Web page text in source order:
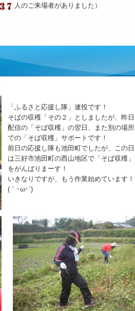
人のご来場者がありました）
「ふるさと応援し隊」連投です！
そばの収穫「その２」としましたが、昨日
配信の「そば収穫」の翌日、また別の場所
での「そば収穫」サポートです！
前日の応援し隊も池田町でしたが、この日
は三好市池田町の西山地区で「そば収穫」
をがんばりまーす！
いきなりですが、もう作業始めています！
(｀･ω･´)